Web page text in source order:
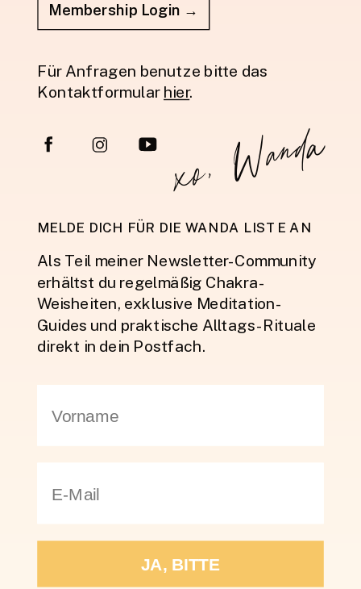
Für Anfragen benutze bitte das
Kontaktformular hier.
MELDE DICH FÜR DIE WANDA LISTE AN
Als Teil meiner Newsletter-Community
erhältst du regelmäßig Chakra-
Weisheiten, exklusive Meditation-
Guides und praktische Alltags-Rituale
direkt in dein Postfach.
xo, Wanda
JA, BITTE
Membership Login →